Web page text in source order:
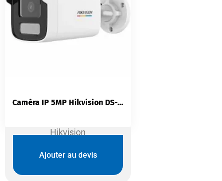
Hikvision
Caméra IP 5MP Hikvision DS-2CD1T57G0-LUF | ColorVu Couleur Nuit 24/7 | IP67 | PoE
Ajouter au devis